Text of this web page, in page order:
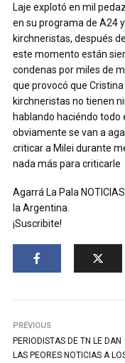
Laje explotó en mil
en su programa de A24
kirchneristas, después
este momento están
condenas por miles de
que provocó que
kirchneristas no tienen
hablando haciéndo
obviamente se van a
criticar a Milei durante
nada más para criticarle
Agarrá La Pala
la Argentina.
¡Suscribite!
PREVIOUS
PERIODISTAS DE TN LE DAN
LAS PEORES NOTICIAS A